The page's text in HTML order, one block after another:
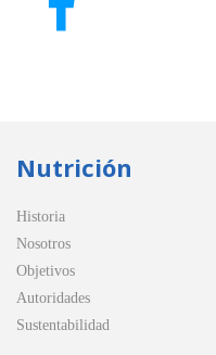
Nutrición
Historia
Nosotros
Objetivos
Autoridades
Sustentabilidad